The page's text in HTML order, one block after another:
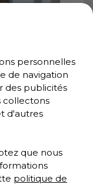
personnelles
de navigation
des publicités
collectons
d'autres
que nous
politique de